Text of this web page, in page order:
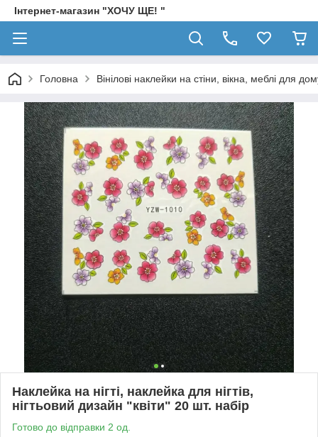
Інтернет-магазин "ХОЧУ ЩЕ! "
Головна Вінілові наклейки на стіни, вікна, меблі для
Наклейка на нігті, наклейка для нігтів,
нігтьовий дизайн "квіти" 20 шт. набір
Готово до відправки 2 од.